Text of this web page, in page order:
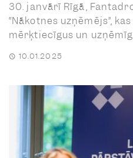
30. janvārī Rīgā,
“Nākotnes uzņēmējs”,
mērķtiecīgus un
10.01.2025